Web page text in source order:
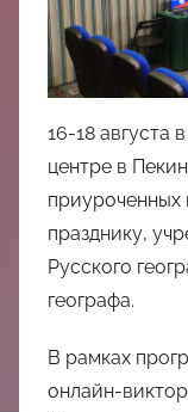
中
心
16-18 августа
центре в
празднику,
Русского
географа.
В рамках
онлайн-